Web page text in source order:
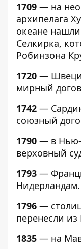
1709 — на
архипелага
океане
Селкирка,
Робинзона
1720 —
мирный
1742 —
союзный
1790 — в Нью-
верховный
1793 —
Нидерландам.
1796 —
перенесли
1835 — на